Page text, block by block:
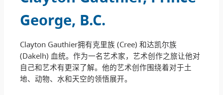
George, B.C.
Clayton Gauthier拥有克里族 (Cree) 和达凯尔族
(Dakelh) 血统。作为一名艺术家，艺术创作之旅让他对
自己和艺术有更深了解。他的艺术创作围绕着对于土
地、动物、水和天空的领悟展开。